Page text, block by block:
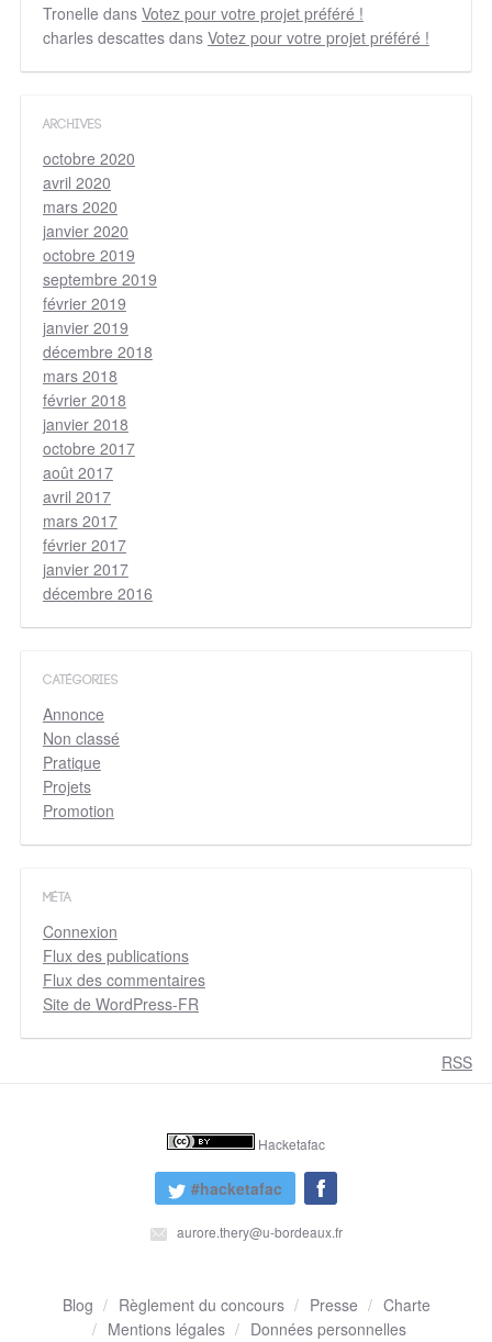
Tronelle dans Votez pour votre projet préféré !
charles descattesdans Votez pour votre projet préféré !
ARCHIVES
octobre 2020
avril 2020
mars 2020
janvier 2020
octobre 2019
septembre 2019
février 2019
janvier 2019
décembre 2018
mars 2018
février 2018
janvier 2018
octobre 2017
août 2017
avril 2017
mars 2017
février 2017
janvier 2017
décembre 2016
CATÉGORIES
Annonce
Non classé
Pratique
Projets
Promotion
MÉTA
Connexion
Flux des publications
Flux des commentaires
Site de WordPress-FR
RSS
Hacketafac
#hacketafac
aurore.thery@u-bordeaux.fr
Blog Règlement du concours Presse
Charte
Mentions légales
Données personnelles